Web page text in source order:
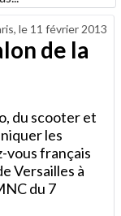
le 11 février 2013
de la
du scooter et
les
vous français
Versailles à
du 7